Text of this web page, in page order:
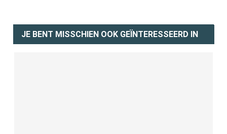
JE BENT MISSCHIEN OOK GEÏNTERESSEERD IN